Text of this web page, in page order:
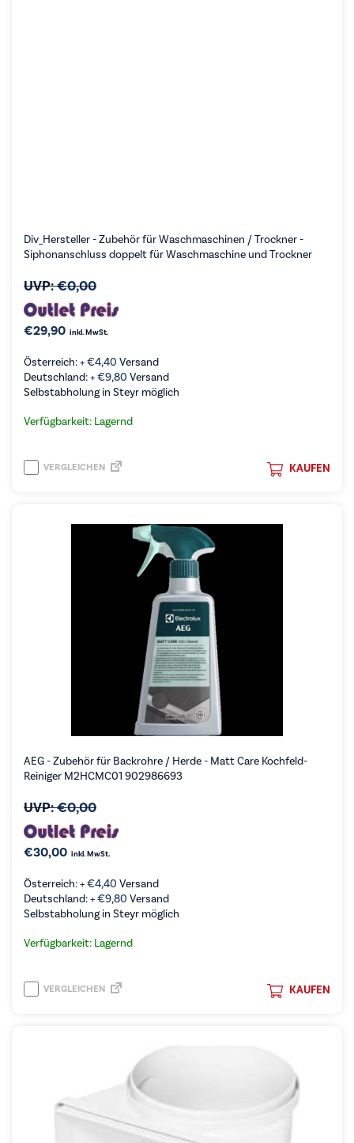
Div_Hersteller - Zubehör für Waschmaschinen / Trockner -
Siphonanschluss doppelt für Waschmaschine und Trockner
UVP:€0,00
€29,90 inkl. MwSt.
Österreich: +€4,40 Versand
Deutschland: +€9,80 Versand
Selbstabholung in Steyr möglich
Verfügbarkeit: Lagernd
KAUFEN
VERGLEICHEN
AEG - Zubehör für Backrohre / Herde - Matt Care Kochfeld-
Reiniger M2HCMC01 902986693
UVP:€0,00
€30,00 inkl. MwSt.
Österreich: +€4,40 Versand
Deutschland: +€9,80 Versand
Selbstabholung in Steyr möglich
Verfügbarkeit: Lagernd
KAUFEN
VERGLEICHEN